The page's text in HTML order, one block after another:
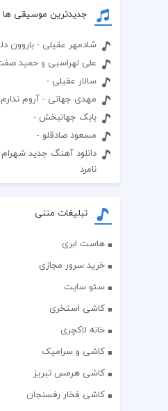
جدیدترین موسیقی ها
شادمهر عقیلی - باروون
علی لهراسبی و حمید
سالار عقیلی -
مهدی جهانی - آروم ندارم
بابک جهانبخش -
مسعود صادقلو -
دانلود آهنگ جدید
نامرد
تبلیغات متنی
هاست ابری
خرید سرور مجازی
سئو سایت
کاشی استخری
خانه لاکچری
کاشی و سرامیک
کاشی هرمس تبریز
کاشی فخار رفسنجان